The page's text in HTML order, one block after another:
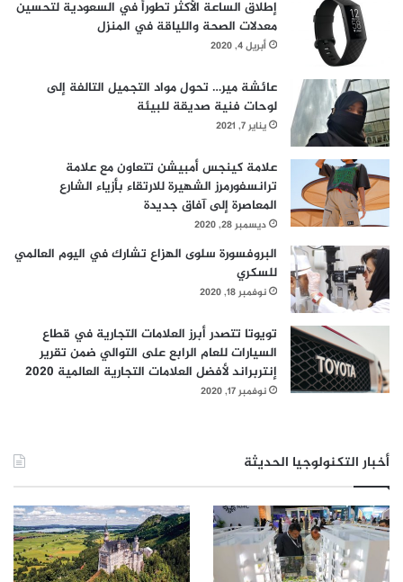
و
سّ
ع
ف
ي
م
ن
ط
ة
ل
خ
ل
ج
ا
ب
إطلاق الساعة الأكثر تطوراً في السعودية لتحسين
معدلات الصحة واللياقة في المنزل
أبريل 4, 2020
عائشة مير… تحول مواد التجميل التالفة إلى
لوحات فنية صديقة للبيئة
يناير 7, 2021
علامة كينجس أمبيشن تتعاون مع علامة
ترانسفورمرز الشهيرة للارتقاء بأزياء الشارع
المعاصرة إلى آفاق جديدة
ديسمبر 28, 2020
البروفسورة سلوى الهزاع تشارك في اليوم العالمي
للسكري
نوفمبر 18, 2020
تويوتا تتصدر أبرز العلامات التجارية في قطاع
السيارات للعام الرابع على التوالي ضمن تقرير
إنتربراند لأفضل العلامات التجارية العالمية 2020
نوفمبر 17, 2020
أخبار التكنولوجيا الحديثة